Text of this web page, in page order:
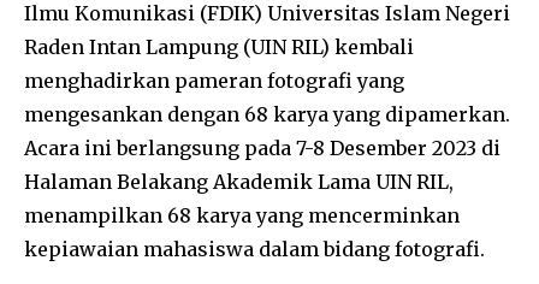
Ilmu Komunikasi (FDIK) Universitas Islam Negeri
Raden Intan Lampung (UIN RIL) kembali
menghadirkan pameran fotografi yang
mengesankan dengan 68 karya yang dipamerkan.
Acara ini berlangsung pada 7-8 Desember 2023 di
Halaman Belakang Akademik Lama UIN RIL,
menampilkan 68 karya yang mencerminkan
kepiawaian mahasiswa dalam bidang fotografi.